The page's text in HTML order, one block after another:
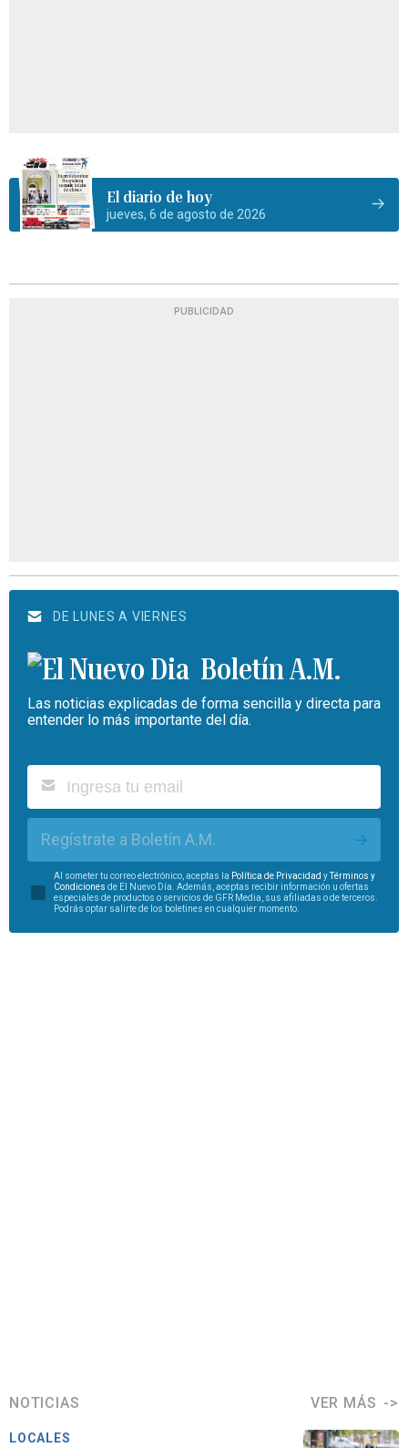
El diario de hoy
jueves, 6 de agosto de 2026
PUBLICIDAD
DE LUNES A VIERNES
Boletín A.M.
Las noticias explicadas de forma sencilla y directa para
entender lo más importante del día.
Regístrate a Boletín A.M.
Al someter tu correo electrónico, aceptas la Política de Privacidad yTérminos y
Condiciones de El Nuevo Día. Además, aceptas recibir información u ofertas
especiales de productos o servicios de GFR Media, sus afiliadas o de terceros.
Podrás optar salirte de los boletines en cualquier momento.
NOTICIAS VER MÁS
LOCALES